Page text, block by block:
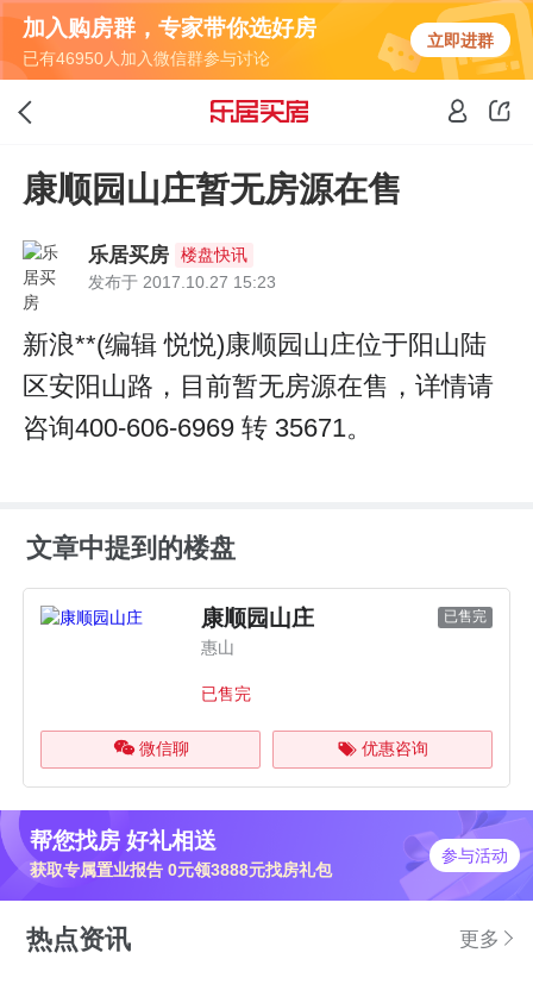
加入购房群，专家带你选好房
已有46950人加入微信群参与讨论
立即进群
康顺园山庄暂无房源在售
乐居买房
楼盘快讯
发布于 2017.10.27 15:23
新浪**(编辑 悦悦)康顺园山庄位于阳山陆
区安阳山路，目前暂无房源在售，详情请
咨询400-606-6969 转 35671。
文章中提到的楼盘
康顺园山庄 已售完
惠山
已售完
微信聊 优惠咨询
帮您找房 好礼相送
获取专属置业报告 0元领3888元找房礼包
参与活动
热点资讯 更多